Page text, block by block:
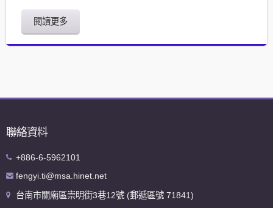
閱讀更多
聯絡資料
+886-6-5962101
fengyi.ti@msa.hinet.net
台南市關廟區崇明街3巷12號 (郵遞區號 71841)